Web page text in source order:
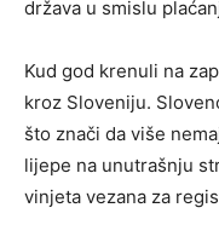
država u smislu
Kud god krenuli na
kroz Sloveniju.
što znači da više
lijepe na unutrašnju
vinjeta vezana za